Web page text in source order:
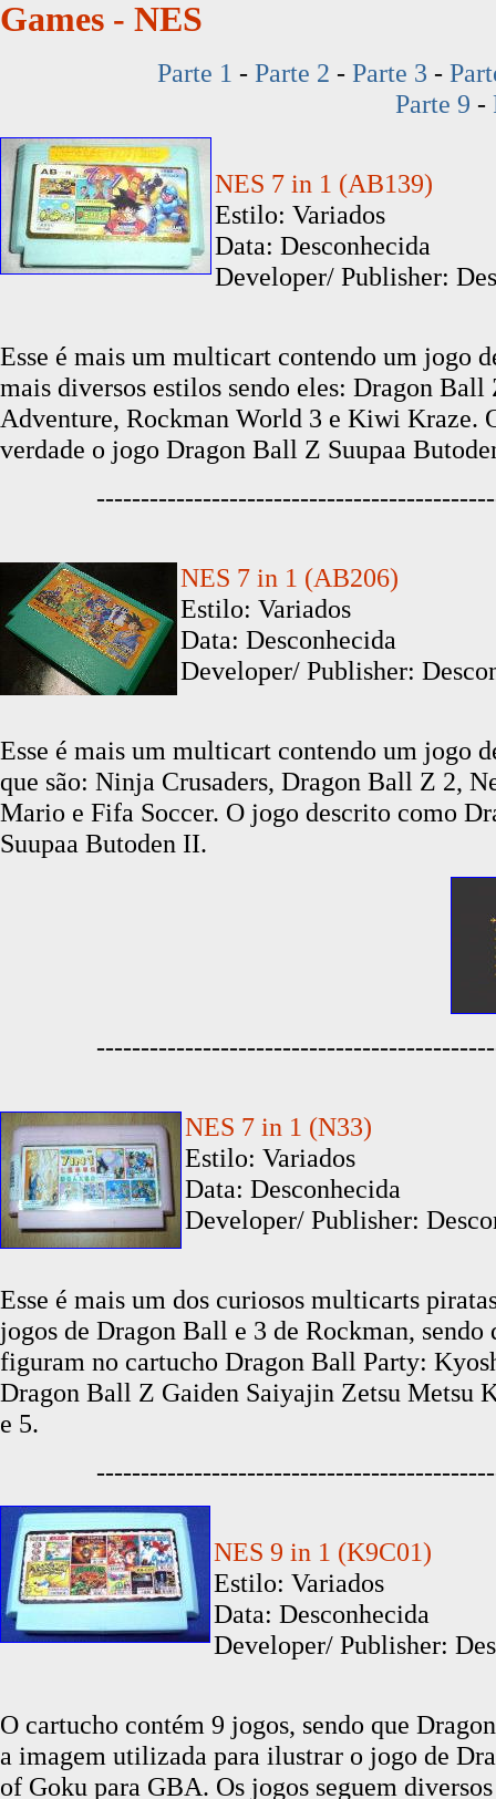
Games - NES
Parte 1 - Parte 2 - Parte 3 -
Parte 9 -
NES 7 in 1 (AB139)
Estilo: Variados
Data: Desconhecida
Developer/ Publisher:
Esse é mais um multicart contendo um jogo
mais diversos estilos sendo eles: Dragon
Adventure, Rockman World 3 e Kiwi Kraze.
verdade o jogo Dragon Ball Z Suupaa
NES 7 in 1 (AB206)
Estilo: Variados
Data: Desconhecida
Developer/ Publisher:
Esse é mais um multicart contendo um jogo
que são: Ninja Crusaders, Dragon Ball Z 2,
Mario e Fifa Soccer. O jogo descrito como
Suupaa Butoden II.
NES 7 in 1 (N33)
Estilo: Variados
Data: Desconhecida
Developer/ Publisher:
Esse é mais um dos curiosos multicarts
jogos de Dragon Ball e 3 de Rockman,
figuram no cartucho Dragon Ball Party:
Dragon Ball Z Gaiden Saiyajin Zetsu Metsu
e 5.
NES 9 in 1 (K9C01)
Estilo: Variados
Data: Desconhecida
Developer/ Publisher:
O cartucho contém 9 jogos, sendo que
a imagem utilizada para ilustrar o jogo de
of Goku para GBA. Os jogos seguem